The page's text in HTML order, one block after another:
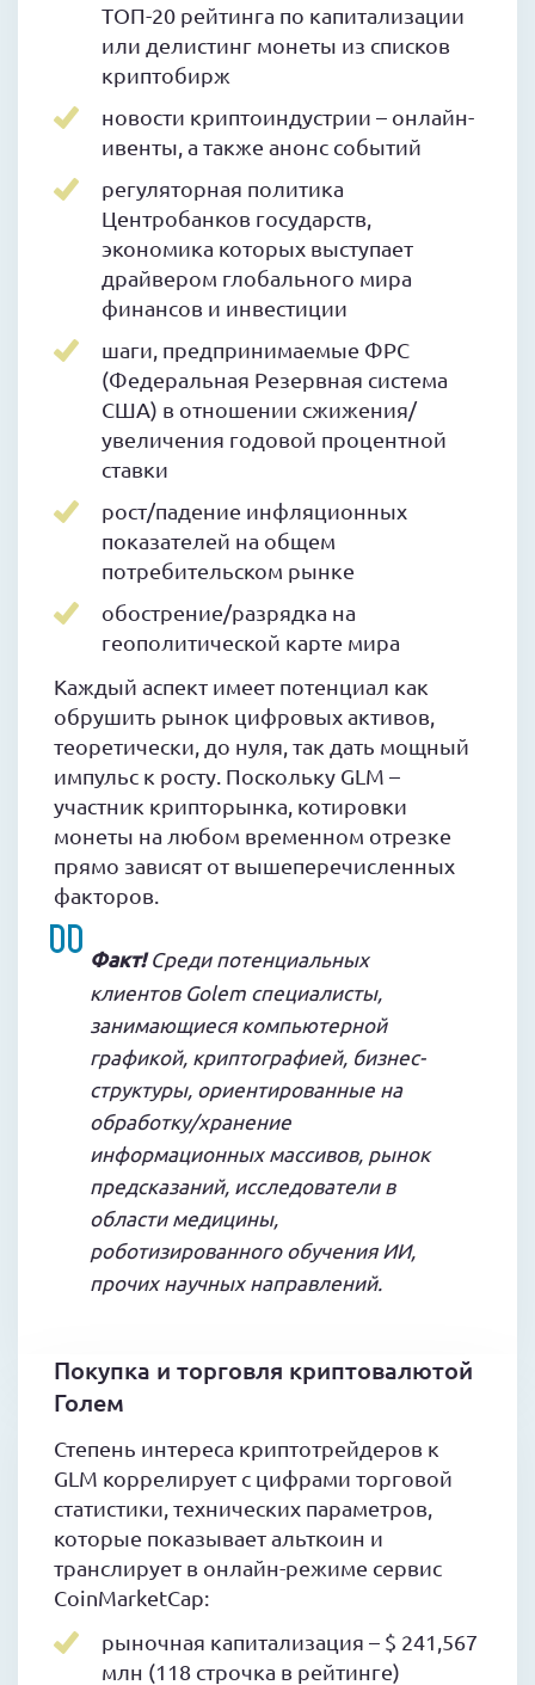
ТОП-20 рейтинга по капитализации
или делистинг монеты из списков
криптобирж
новости криптоиндустрии – онлайн-
ивенты, а также анонс событий
регуляторная политика
Центробанков государств,
экономика которых выступает
драйвером глобального мира
финансов и инвестиции
шаги, предпринимаемые ФРС
(Федеральная Резервная система
США) в отношении сжижения/
увеличения годовой процентной
ставки
рост/падение инфляционных
показателей на общем
потребительском рынке
обострение/разрядка на
геополитической карте мира
Каждый аспект имеет потенциал как
обрушить рынок цифровых активов,
теоретически, до нуля, так дать мощный
импульс к росту. Поскольку GLM –
участник крипторынка, котировки
монеты на любом временном отрезке
прямо зависят от вышеперечисленных
факторов.
Факт!Среди потенциальных
клиентов Golem специалисты,
занимающиеся компьютерной
графикой, криптографией, бизнес-
структуры, ориентированные на
обработку/хранение
информационных массивов, рынок
предсказаний, исследователи в
области медицины,
роботизированного обучения ИИ,
прочих научных направлений.
Покупка и торговля криптовалютой
Голем
Степень интереса криптотрейдеров к
GLM коррелирует с цифрами торговой
статистики, технических параметров,
которые показывает альткоин и
транслирует в онлайн-режиме сервис
CoinMarketCap:
рыночная капитализация – $ 241,567
млн (118 строчка в рейтинге)